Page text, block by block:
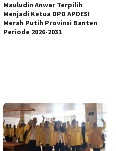
Mauludin Anwar Terpilih
Menjadi Ketua DPD APDESI
Merah Putih Provinsi Banten
Periode 2026-2031